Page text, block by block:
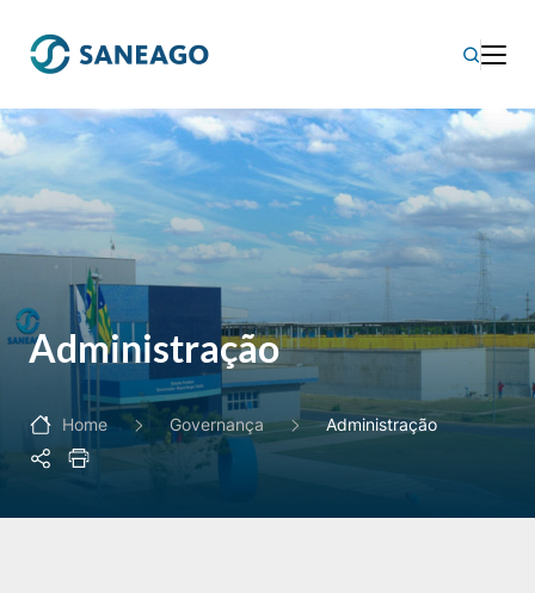
Administração
Home Governança Administração